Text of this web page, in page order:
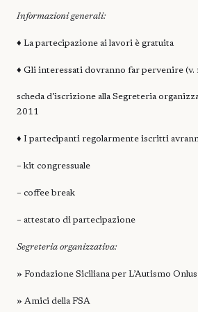
Informazioni generali:
♦ La partecipazione ai lavori è gratuita
♦ Gli interessati dovranno far pervenire (v.
scheda d’iscrizione alla Segreteria
2011
♦ I partecipanti regolarmente iscritti
– kit congressuale
– coffee break
– attestato di partecipazione
Segreteria organizzativa:
» Fondazione Siciliana per L’Autismo Onlus
» Amici della FSA